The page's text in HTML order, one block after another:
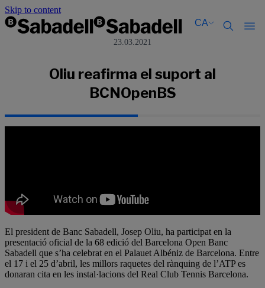
Skip to content
CA
English
Español
English
Español
23.03.2021
Oliu reafirma el suport al
BCNOpenBS
El president de Banc Sabadell, Josep Oliu, ha participat en la
presentació oficial de la 68 edició del Barcelona Open Banc
Sabadell que s’ha celebrat en el Palauet Albéniz de Barcelona. Entre
el 17 i el 25 d’abril, les millors raquetes del rànquing de l’ATP es
donaran cita en les instal·lacions del Real Club Tennis Barcelona.